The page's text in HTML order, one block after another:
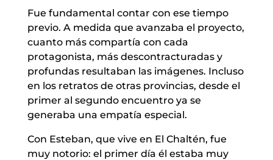
Fue fundamental contar con ese tiempo
previo. A medida que avanzaba el proyecto,
cuanto más compartía con cada
protagonista, más descontracturadas y
profundas resultaban las imágenes. Incluso
en los retratos de otras provincias, desde el
primer al segundo encuentro ya se
generaba una empatía especial.
Con Esteban, que vive en El Chaltén, fue
muy notorio: el primer día él estaba muy